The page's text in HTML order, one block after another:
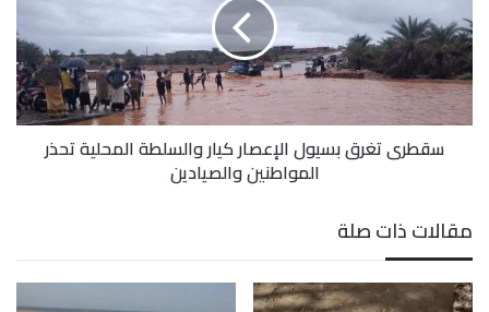
الحديدة الدريهمي الساحل الغربي
كيار
والسلطة
المحلية
تحذر
المواطنين
والصيادين
سقطرى تغرق بسيول الإعصار كيار والسلطة المحلية تحذر
المواطنين والصيادين
مقالات ذات صلة